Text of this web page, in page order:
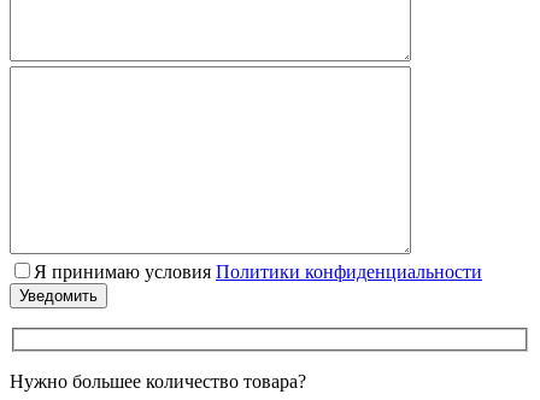
Я принимаю условия Политики конфиденциальности
Нужно большее количество товара?